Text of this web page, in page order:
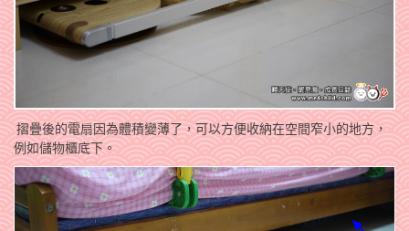
摺疊後的電扇因為體積變薄了，可以方便收納在空間窄小的地方，
例如儲物櫃底下。